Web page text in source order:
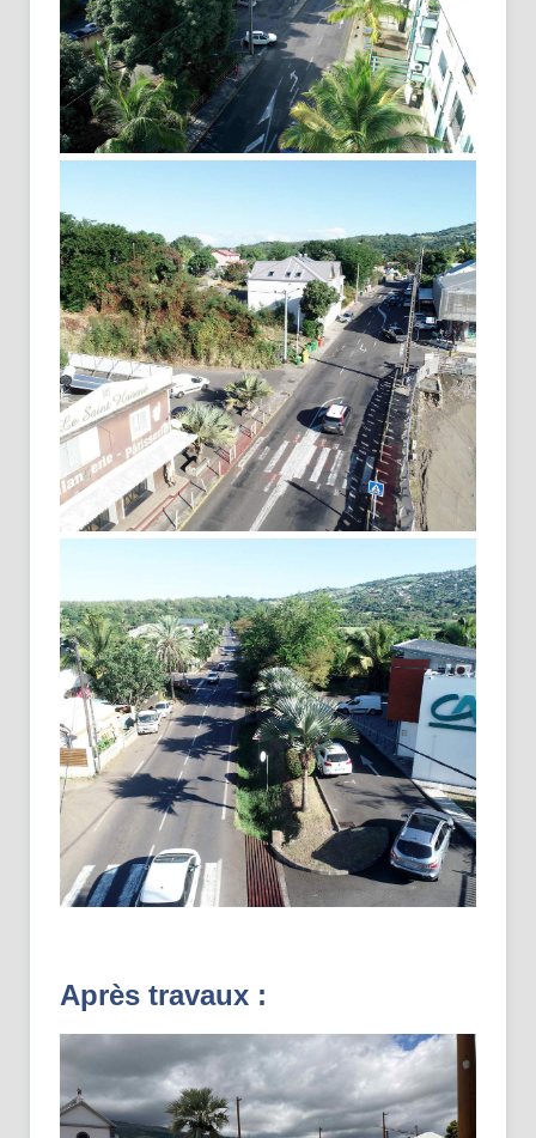
Après travaux :